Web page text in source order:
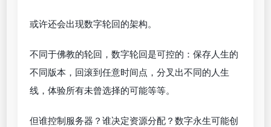
或许还会出现数字轮回的架构。
不同于佛教的轮回，数字轮回是可控的：保存人生的
不同版本，回滚到任意时间点，分叉出不同的人生
线，体验所有未曾选择的可能等等。
但谁控制服务器？谁决定资源分配？数字永生可能创